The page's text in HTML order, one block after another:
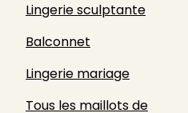
Lingerie sculptante
Balconnet
Lingerie mariage
Tous les maillots de